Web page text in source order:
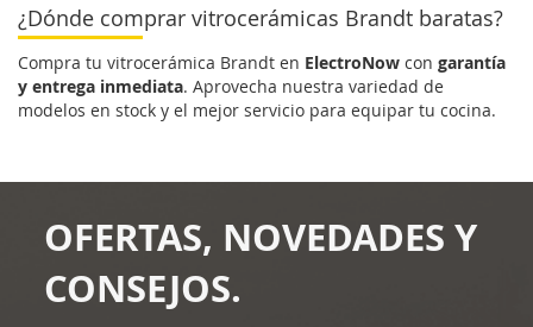
¿Dónde comprar vitrocerámicas Brandt baratas?
Compra tu vitrocerámica Brandt en ElectroNow con garantía
y entrega inmediata. Aprovecha nuestra variedad de
modelos en stock y el mejor servicio para equipar tu cocina.
OFERTAS, NOVEDADES Y
CONSEJOS.